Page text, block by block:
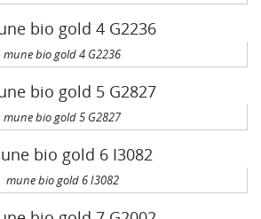
mune bio gold 4 G2236
mune bio gold 5 G2827
mune bio gold 6 I3082